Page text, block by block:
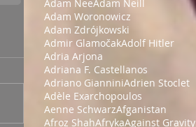
Adam NeeAdam Neill
Adam Woronowicz
Adam Zdrójkowski
Admir GlamočakAdolf Hitler
Adria Arjona
Adriana F. Castellanos
Adriano GianniniAdrien Stoclet
Adèle Exarchopoulos
Aenne SchwarzAfganistan
Afroz ShahAfrykaAgainst Gravity